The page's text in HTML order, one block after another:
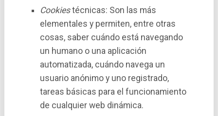
Cookiestécnicas: Son las más
elementales y permiten, entre otras
cosas, saber cuándo está navegando
un humano o una aplicación
automatizada, cuándo navega un
usuario anónimo y uno registrado,
tareas básicas para el funcionamiento
de cualquier web dinámica.